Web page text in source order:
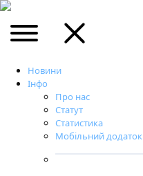
Новини
Інфо
Про нас
Статут
Статистика
Мобільний додаток